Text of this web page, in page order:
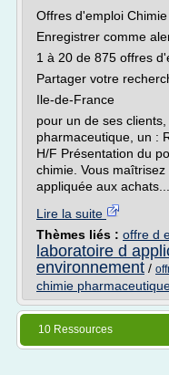
Offres d'emploi
Enregistrer comme
1 à 20 de 875 offres
Partager votre
Ile-de-France
pour un de ses
pharmaceutique, un :
H/F Présentation du
chimie. Vous
appliquée aux achats....
Lire la suite
Thèmes liés : offre d
laboratoire d
environnement /
chimie
10 Ressources